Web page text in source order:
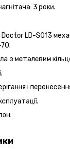
3 роки.
LD-S013
з металевим
і